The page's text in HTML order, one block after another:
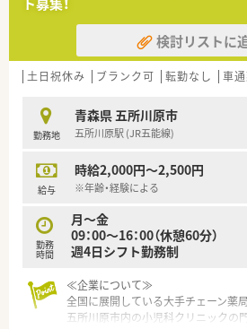
機関でも通いやすい立地です。
検討リストに
土日祝休み ブランク可 転勤なし 車
勤務地
青森県 五所川原市
五所川原駅 (JR五能線)
給与
時給2,000円～2,500円
※年齢・経験による
勤務
時間
月～金
09：00～16：00（休憩60分）
週4日シフト勤務制
≪企業について≫
全国に展開している大手チェーン薬局
五所川原市内の小児科クリニックの門